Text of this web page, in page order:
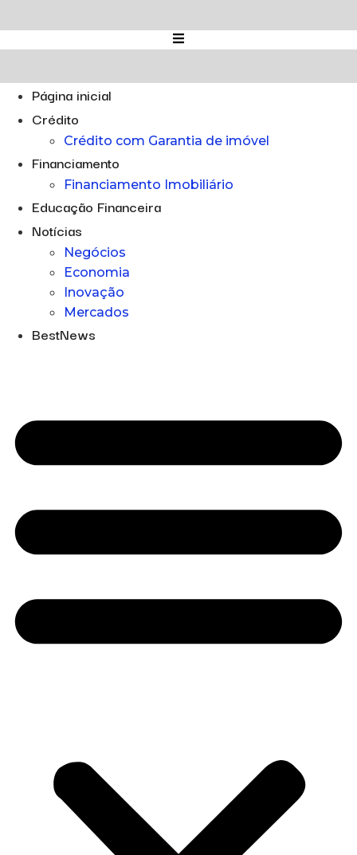
para
o
Página inicial
Crédito
Crédito com Garantia de imóvel
Financiamento
Financiamento Imobiliário
Educação Financeira
Notícias
Negócios
Economia
Inovação
Mercados
BestNews